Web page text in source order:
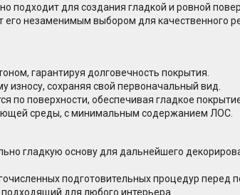
подходит для создания гладкой и ровной
незаменимым выбором для качественного
гарантируя долговечность покрытия.
износу, сохраняя свой первоначальный вид.
по поверхности, обеспечивая гладкое
среды, с минимальным содержанием ЛОС.
гладкую основу для дальнейшего
подготовительных процедур перед
для любого интерьера.